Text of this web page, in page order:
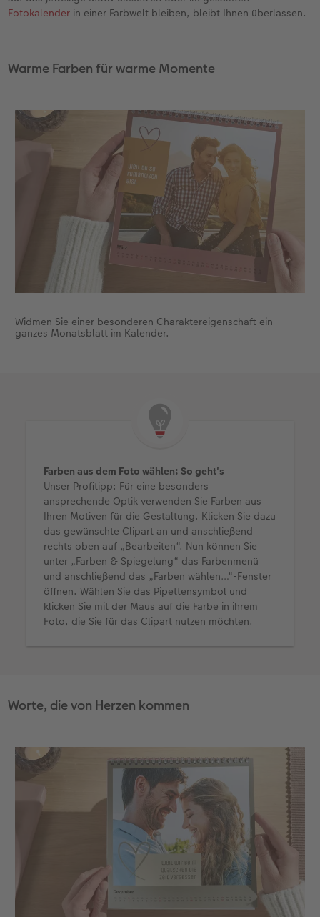
Fotokalender in einer Farbwelt bleiben, bleibt Ihnen überlassen.
Warme Farben für warme Momente
Widmen Sie einer besonderen Charaktereigenschaft ein
ganzes Monatsblatt im Kalender.
Farben aus dem Foto wählen: So geht's
Unser Profitipp: Für eine besonders
ansprechende Optik verwenden Sie Farben aus
Ihren Motiven für die Gestaltung. Klicken Sie dazu
das gewünschte Clipart an und anschließend
rechts oben auf „Bearbeiten“. Nun können Sie
unter „Farben & Spiegelung“ das Farbenmenü
und anschließend das „Farben wählen…“-Fenster
öffnen. Wählen Sie das Pipettensymbol und
klicken Sie mit der Maus auf die Farbe in ihrem
Foto, die Sie für das Clipart nutzen möchten.
Worte, die von Herzen kommen